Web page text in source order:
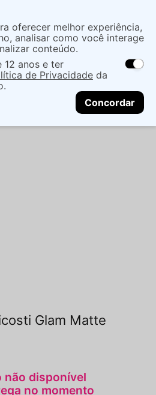
localização
de entrega variam de
região.Não sei meu CEP
CONTINUAR
Batom Bastão
BATOM
MATTE VEGANO - RICOSTI
Glam Matte
oferecer melhor experiência,
analisar como você interage
conteúdo.
12 anos e ter
de Privacidade da
Concordar